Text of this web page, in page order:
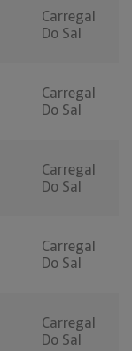
Carregal
Do Sal
Carregal
Do Sal
Carregal
Do Sal
Carregal
Do Sal
Carregal
Do Sal